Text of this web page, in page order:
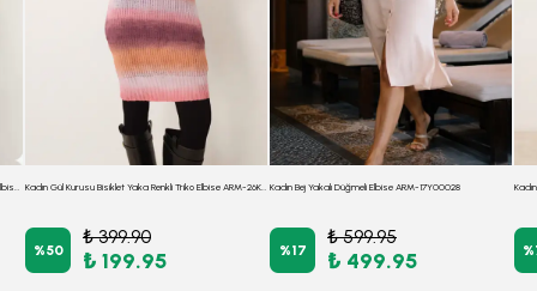
Kadın Füme Gömlek Yaka Detaylı Beli Ve Kolu Lastikli Elbise ARM-26K001023 Kadın Gül Kurusu Bisiklet Yaka Renkli Triko Elbise ARM-26K136029
%50
₺ 399.90
₺ 199.95
Kadın Bej Yakalı Düğmeli Elbise ARM-17Y00028
%17
₺ 599.95
₺ 499.95 %